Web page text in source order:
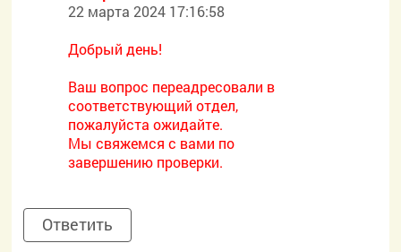
22 марта 2024 17:16:58
Добрый день!
Ваш вопрос переадресовали в
соответствующий отдел,
пожалуйста ожидайте.
Мы свяжемся с вами по
завершению проверки.
Ответить